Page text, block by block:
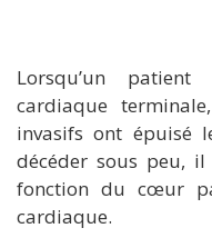
Lorsqu’un
cardiaque
invasifs ont épuisé
décéder sous peu,
fonction du cœur
cardiaque.